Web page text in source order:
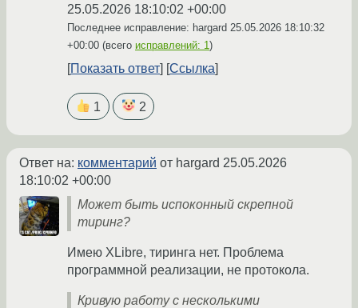
25.05.2026 18:10:02 +00:00
Последнее исправление: hargard 25.05.2026 18:10:32
+00:00 (всего исправлений: 1)
Показать ответ Ссылка
1 2
Ответ на: комментарий от hargard 25.05.2026
18:10:02 +00:00
Может быть испоконный скрепной
тиринг?
Имею XLibre, тиринга нет. Проблема
программной реализации, не протокола.
Кривую работу с несколькими